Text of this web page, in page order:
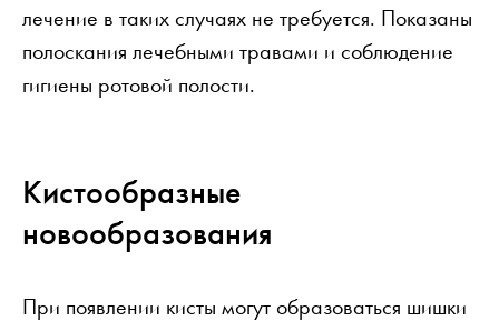
лечение в таких случаях не требуется. Показаны
полоскания лечебными травами и соблюдение
гигиены ротовой полости.
Кистообразные
новообразования
При появлении кисты могут образоваться шишки